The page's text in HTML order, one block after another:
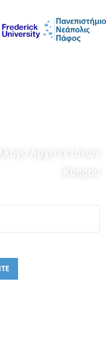
Αρχιτεκτόνων